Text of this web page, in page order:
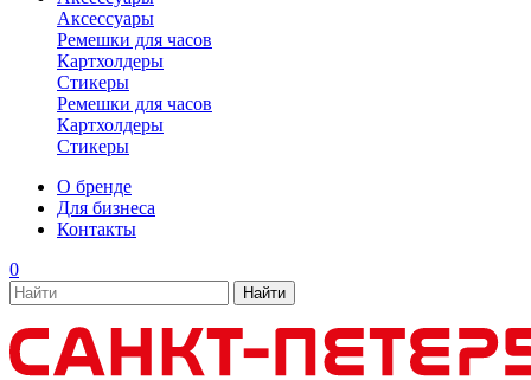
Аксессуары
Ремешки для часов
Картхолдеры
Стикеры
Ремешки для часов
Картхолдеры
Стикеры
О бренде
Для бизнеса
Контакты
0